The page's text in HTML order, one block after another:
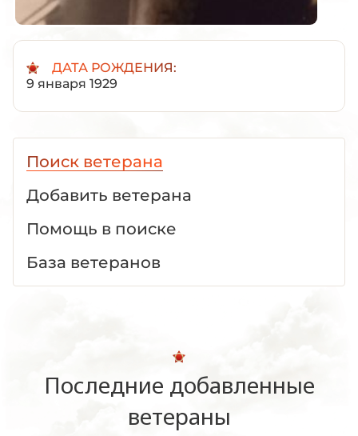
ДАТА РОЖДЕНИЯ:
9 января 1929
Поиск ветерана
Добавить ветерана
Помощь в поиске
База ветеранов
Последние добавленные
ветераны